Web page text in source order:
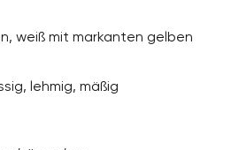
weiß mit markanten gelben
lehmig, mäßig